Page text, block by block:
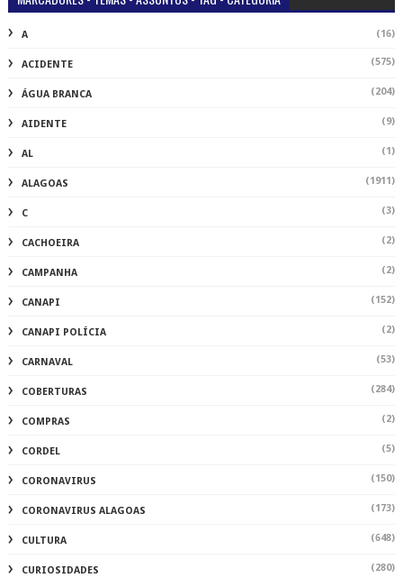
A (16)
ACIDENTE (575)
ÁGUA BRANCA (204)
AIDENTE (9)
AL (1)
ALAGOAS (1911)
C (3)
CACHOEIRA (2)
CAMPANHA (2)
CANAPI (152)
CANAPI POLÍCIA (2)
CARNAVAL (53)
COBERTURAS (284)
COMPRAS (2)
CORDEL (5)
CORONAVIRUS (150)
CORONAVIRUS ALAGOAS (173)
CULTURA (648)
CURIOSIDADES (280)